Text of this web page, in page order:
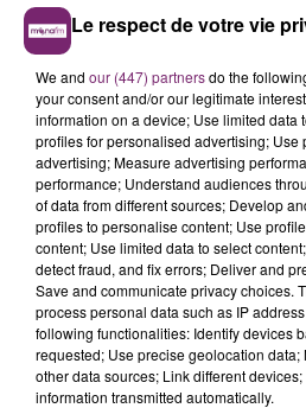
La Bulle -
de
Le respect de votre vie
We and our (447) partnersdo the
your consent and/or our legitimate
information on a device; Use limited data
profiles for personalised advertising; Use
advertising; Measure advertising
performance; Understand audiences
of data from different sources; Develop
profiles to personalise content; Use
content; Use limited data to select
detect fraud, and fix errors; Deliver and
Save and communicate privacy choices.
process personal data such as IP
following functionalities: Identify devices
requested; Use precise geolocation
other data sources; Link different
information transmitted automatically.